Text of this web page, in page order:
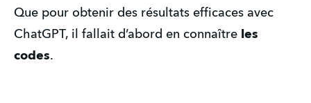
Que pour obtenir des résultats efficaces avec
ChatGPT, il fallait d’abord en connaître les
codes.